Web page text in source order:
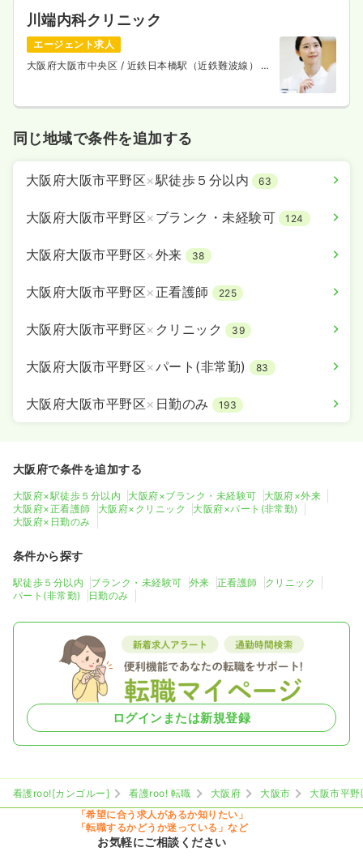
川端内科クリニック
エージェント求人
大阪府大阪市中央区 / 近鉄日本橋駅（近鉄難波線） 徒
同じ地域で条件を追加する
大阪府大阪市平野区×駅徒歩５分以内 63
大阪府大阪市平野区× ブランク・未経験可 124
大阪府大阪市平野区×外来 38
大阪府大阪市平野区× 正看護師 225
大阪府大阪市平野区× クリニック 39
大阪府大阪市平野区×パート(非常勤) 83
大阪府大阪市平野区× 日勤のみ 193
大阪府で条件を追加する
大阪府×駅徒歩５分以内 大阪府×ブランク・未経験可
大阪府×外来
大阪府×正看護師
大阪府×クリニック
大阪府×パート(非常勤)
大阪府×日勤のみ
条件から探す
駅徒歩５分以内 ブランク・未経験可 外来 正看護師
クリニック
パート(非常勤)
日勤のみ
ログインまたは新規登録
看護roo![カンゴルー] 看護roo! 転職 大阪府 大阪市
大阪市平野
「希望に合う求人があるか知りたい」
「転職するかどうか迷っている」など
お気軽にご相談ください